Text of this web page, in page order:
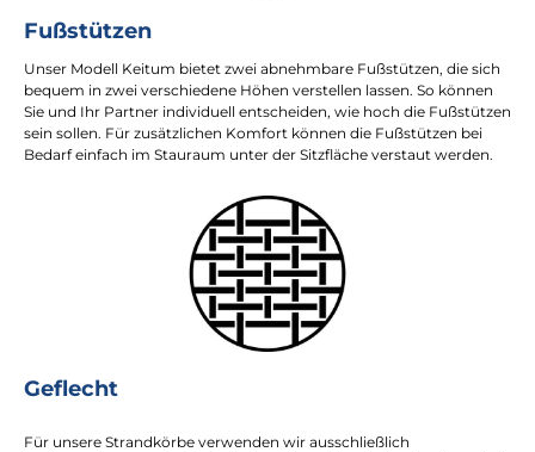
Fußstützen
Unser Modell Keitum bietet zwei abnehmbare Fußstützen, die sich
bequem in zwei verschiedene Höhen verstellen lassen. So können
Sie und Ihr Partner individuell entscheiden, wie hoch die Fußstützen
sein sollen. Für zusätzlichen Komfort können die Fußstützen bei
Bedarf einfach im Stauraum unter der Sitzfläche verstaut werden.
Geflecht
Für unsere Strandkörbe verwenden wir ausschließlich